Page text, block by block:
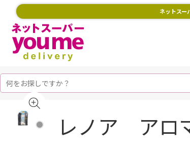
ネットスー
レノア アロ